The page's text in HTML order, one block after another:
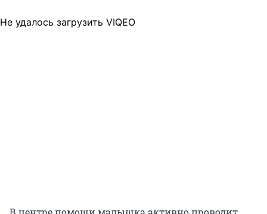
Не удалось загрузить VIQEO